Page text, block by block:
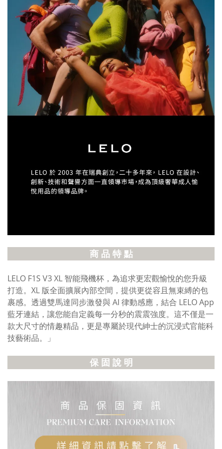
商 品 特 點
LELO F1S V3 XL 智能飛機杯，為追求更宏觀愉悅的您升級
打造。XL 版全面擴展內部空間，提供更從容且無束縛的包
裹感。透過雙馬達同步激發與 AI 律動感應，結合 LELO App
藍牙連結，讓您能自定義每一分秒的震震強度。這不僅是一
款大尺寸的情趣精品，更是專屬於現代紳士的沉浸式官能科
技藝術品。」
保 固 說 明